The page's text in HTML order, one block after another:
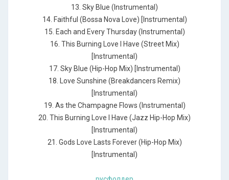
13. Sky Blue (Instrumental)
14. Faithful (Bossa Nova Love) [Instrumental)
15. Each and Every Thursday (Instrumental)
16. This Burning Love I Have (Street Mix)
[Instrumental)
17. Sky Blue (Hip-Hop Mix) [Instrumental)
18. Love Sunshine (Breakdancers Remix)
[Instrumental)
19. As the Champagne Flows (Instrumental)
20. This Burning Love I Have (Jazz Hip-Hop Mix)
[Instrumental)
21. Gods Love Lasts Forever (Hip-Hop Mix)
[Instrumental)